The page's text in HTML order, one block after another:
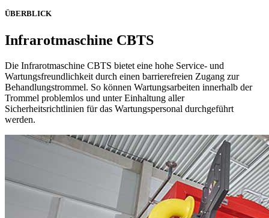
ÜBERBLICK
Infrarotmaschine CBTS
Die Infrarotmaschine CBTS bietet eine hohe Service- und
Wartungsfreundlichkeit durch einen barrierefreien Zugang zur
Behandlungstrommel. So können Wartungsarbeiten innerhalb der
Trommel problemlos und unter Einhaltung aller
Sicherheitsrichtlinien für das Wartungspersonal durchgeführt
werden.